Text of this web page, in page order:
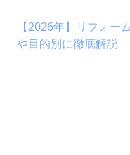
【2026年】リフォー
や目的別に徹底解説